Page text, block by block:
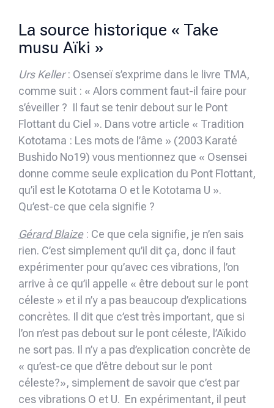
La source historique « Take
musu Aïki »
Urs Keller: Osenseï s’exprime dans le livre TMA,
comme suit : « Alors comment faut-il faire pour
s’éveiller ? Il faut se tenir debout sur le Pont
Flottant du Ciel ». Dans votre article « Tradition
Kototama : Les mots de l’âme » (2003 Karaté
Bushido No19) vous mentionnez que « Osensei
donne comme seule explication du Pont Flottant,
qu’il est le Kototama O et le Kototama U ».
Qu’est-ce que cela signifie ?
Gérard Blaize: Ce que cela signifie, je n’en sais
rien. C’est simplement qu’il dit ça, donc il faut
expérimenter pour qu’avec ces vibrations, l’on
arrive à ce qu’il appelle « être debout sur le pont
céleste » et il n’y a pas beaucoup d’explications
concrètes. Il dit que c’est très important, que si
l’on n’est pas debout sur le pont céleste, l’Aïkido
ne sort pas. Il n’y a pas d’explication concrète de
« qu’est-ce que d’être debout sur le pont
céleste?», simplement de savoir que c’est par
ces vibrations O et U. En expérimentant, il peut